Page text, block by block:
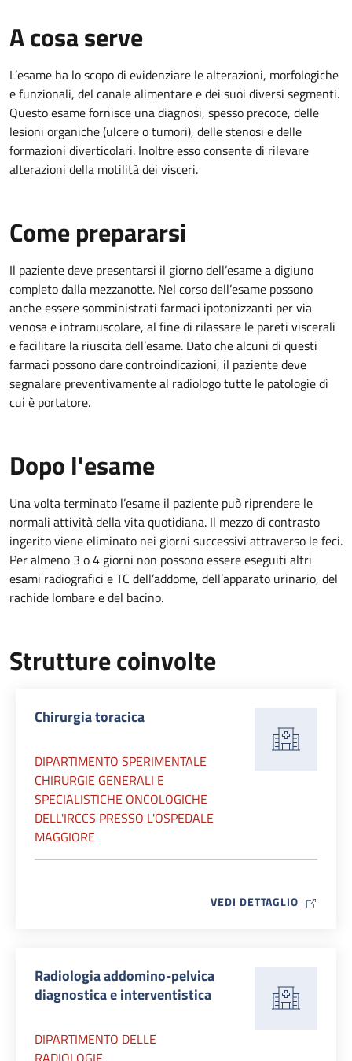
A cosa serve
L’esame ha lo scopo di evidenziare le alterazioni, morfologiche
e funzionali, del canale alimentare e dei suoi diversi segmenti.
Questo esame fornisce una diagnosi, spesso precoce, delle
lesioni organiche (ulcere o tumori), delle stenosi e delle
formazioni diverticolari. Inoltre esso consente di rilevare
alterazioni della motilità dei visceri.
Come prepararsi
Il paziente deve presentarsi il giorno dell’esame a digiuno
completo dalla mezzanotte. Nel corso dell’esame possono
anche essere somministrati farmaci ipotonizzanti per via
venosa e intramuscolare, al fine di rilassare le pareti viscerali
e facilitare la riuscita dell’esame. Dato che alcuni di questi
farmaci possono dare controindicazioni, il paziente deve
segnalare preventivamente al radiologo tutte le patologie di
cui è portatore.
Dopo l'esame
Una volta terminato l’esame il paziente può riprendere le
normali attività della vita quotidiana. Il mezzo di contrasto
ingerito viene eliminato nei giorni successivi attraverso le feci.
Per almeno 3 o 4 giorni non possono essere eseguiti altri
esami radiografici e TC dell’addome, dell’apparato urinario, del
rachide lombare e del bacino.
Strutture coinvolte
Chirurgia toracica
DIPARTIMENTO SPERIMENTALE
CHIRURGIE GENERALI E
SPECIALISTICHE ONCOLOGICHE
DELL'IRCCS PRESSO L'OSPEDALE
MAGGIORE
VEDI DETTAGLIO MAP ICON
Radiologia addomino-pelvica
diagnostica e interventistica
DIPARTIMENTO DELLE